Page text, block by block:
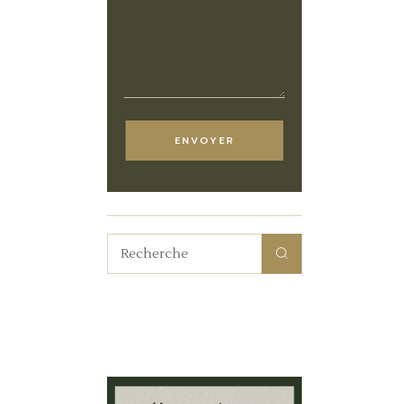
ENVOYER